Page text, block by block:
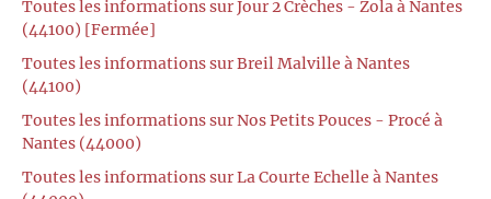
Toutes les informations sur Jour 2 Crèches - Zola à Nantes
(44100) [Fermée]
Toutes les informations sur Breil Malville à Nantes
(44100)
Toutes les informations sur Nos Petits Pouces - Procé à
Nantes (44000)
Toutes les informations sur La Courte Echelle à Nantes